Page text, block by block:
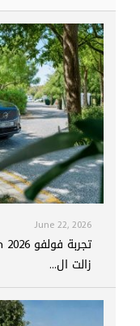
June 22, 2026
زالت ال...